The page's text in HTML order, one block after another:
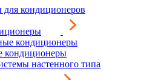
кондиционеров
кондиционеры
кондиционеры
настенного типа